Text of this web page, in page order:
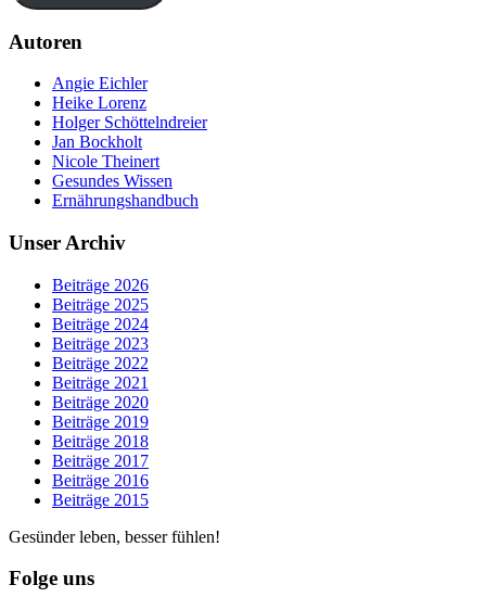
Autoren
Angie Eichler
Heike Lorenz
Holger Schöttelndreier
Jan Bockholt
Nicole Theinert
Gesundes Wissen
Ernährungshandbuch
Unser Archiv
Beiträge 2026
Beiträge 2025
Beiträge 2024
Beiträge 2023
Beiträge 2022
Beiträge 2021
Beiträge 2020
Beiträge 2019
Beiträge 2018
Beiträge 2017
Beiträge 2016
Beiträge 2015
Gesünder leben, besser fühlen!
Folge uns